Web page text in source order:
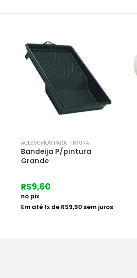
FORA DE ESTOQUE
ACESSORIOS PARA PINTURA
Rolo La Mista 23cm
Dtools
R$17,61
no pix
Em até1x de R$18,15 sem